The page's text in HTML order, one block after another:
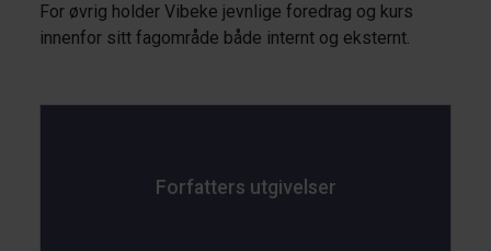
For øvrig holder Vibeke jevnlige foredrag og kurs
innenfor sitt fagområde både internt og eksternt.
Forfatters utgivelser